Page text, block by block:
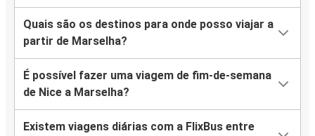
Quais são os destinos para onde posso viajar a
partir de Marselha?
É possível fazer uma viagem de fim-de-semana
de Nice a Marselha?
Existem viagens diárias com a FlixBus entre